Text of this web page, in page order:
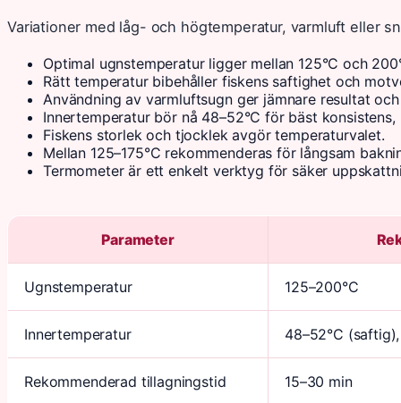
Variationer med låg- och högtemperatur, varmluft eller
Optimal ugnstemperatur ligger mellan 125°C och
Rätt temperatur bibehåller fiskens saftighet och
Användning av varmluftsugn ger jämnare resultat
Innertemperatur bör nå 48–52°C för bäst
Fiskens storlek och tjocklek avgör temperaturvalet.
Mellan 125–175°C rekommenderas för långsam
Termometer är ett enkelt verktyg för säker
Parameter
Ugnstemperatur 125–200°C
Innertemperatur 48–52°C
Rekommenderad tillagningstid 15–30 min